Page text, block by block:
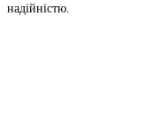
надійністю.